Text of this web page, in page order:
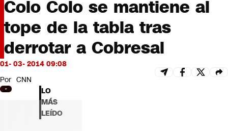
Programas completos
Cultura
Servicios
Bits
CNN tiempo
Futuro 360
Opinión
Colo Colo se mantiene al
tope de la tabla tras
derrotar a Cobresal
01- 03- 2014 09:08
Por CNN
LO
MÁS
LEÍDO